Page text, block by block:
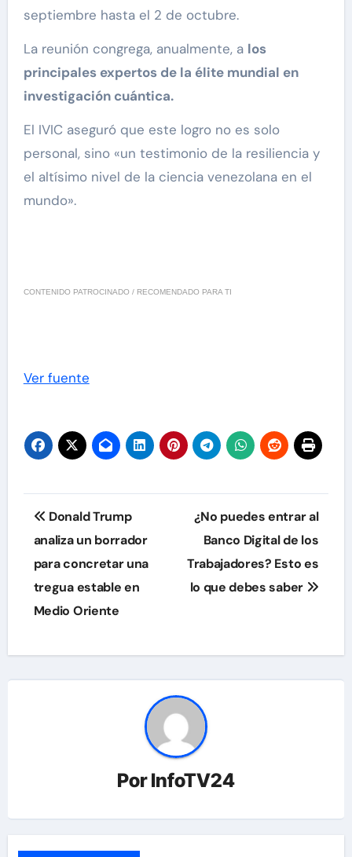
septiembre hasta el 2 de octubre.
La reunión congrega, anualmente, a los
principales expertos de la élite mundial en
investigación cuántica.
El IVIC aseguró que este logro no es solo
personal, sino «un testimonio de la resiliencia y
el altísimo nivel de la ciencia venezolana en el
mundo».
CONTENIDO PATROCINADO / RECOMENDADO PARA TI
Ver fuente
Navegación
de
entradas
Donald Trump
analiza un borrador
para concretar una
tregua estable en
Medio Oriente
¿No puedes entrar al
Banco Digital de los
Trabajadores? Esto es
lo que debes saber
PorInfoTV24